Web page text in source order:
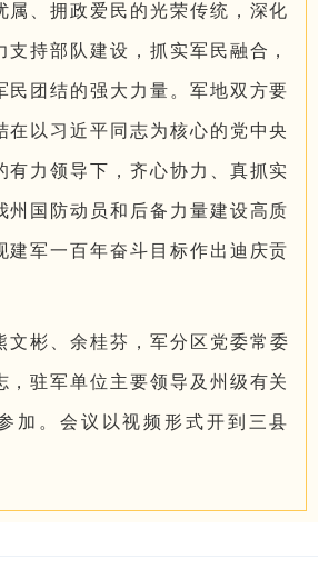
属、拥政爱民的光荣传统，深化
支持部队建设，抓实军民融合，
民团结的强大力量。军地双方要
在以习近平同志为核心的党中央
有力领导下，齐心协力、真抓实
州国防动员和后备力量建设高质
建军一百年奋斗目标作出迪庆贡
文彬、余桂芬，军分区党委常委
，驻军单位主要领导及州级有关
加。会议以视频形式开到三县